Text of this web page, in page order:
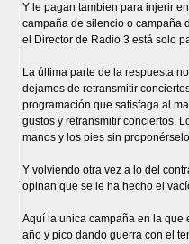
Y le pagan tambien para injerir
campaña de silencio o campaña
el Director de Radio 3 está solo
La última parte de la respuesta
dejamos de retransmitir
programación que satisfaga al
gustos y retransmitir conciertos.
manos y los pies sin
Y volviendo otra vez a lo del
opinan que se le ha hecho el
Aquí la unica campaña en la que
año y pico dando guerra con el